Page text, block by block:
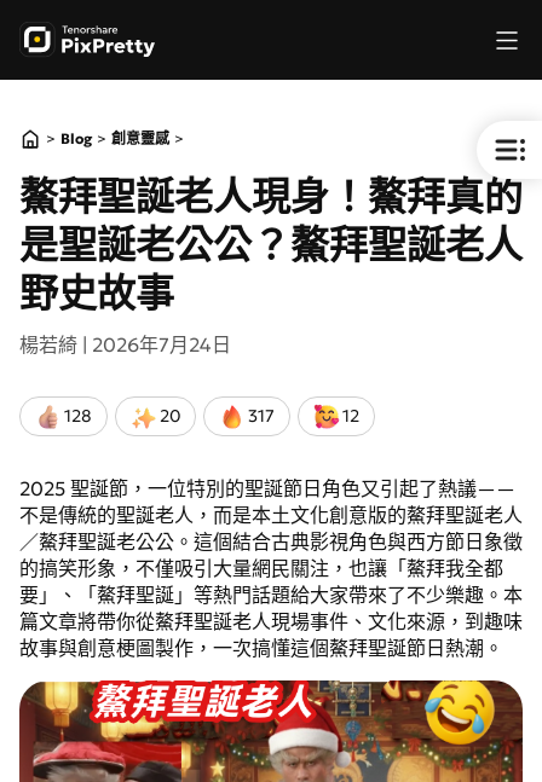
> Blog > 創意靈感 >
鰲拜聖誕老人現身！鰲拜真的
是聖誕老公公？鰲拜聖誕老人
野史故事
楊若綺 | 2026年7月24日
128 20 317 12
2025 聖誕節，一位特別的聖誕節日角色又引起了熱議——
不是傳統的聖誕老人，而是本土文化創意版的鰲拜聖誕老人
／鰲拜聖誕老公公。這個結合古典影視角色與西方節日象徵
的搞笑形象，不僅吸引大量網民關注，也讓「鰲拜我全都
要」、「鰲拜聖誕」等熱門話題給大家帶來了不少樂趣。本
篇文章將帶你從鰲拜聖誕老人現場事件、文化來源，到趣味
故事與創意梗圖製作，一次搞懂這個鰲拜聖誕節日熱潮。